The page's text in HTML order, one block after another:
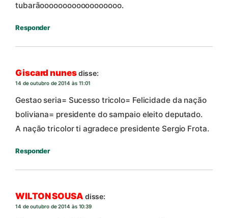
tubarãoooooooooooooooooo.
Responder
Giscard nunesdisse:
14 de outubro de 2014 às 11:01
Gestao seria= Sucesso tricolo= Felicidade da nação
boliviana= presidente do sampaio eleito deputado.
A nação tricolor ti agradece presidente Sergio Frota.
Responder
WILTON SOUSA disse:
14 de outubro de 2014 às 10:39